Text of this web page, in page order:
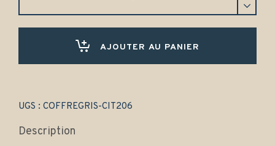
Gamme
quantity
AJOUTER AU PANIER
UGS : COFFREGRIS-CIT206
Description